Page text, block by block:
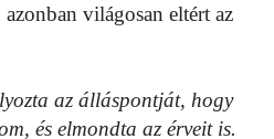
világosan eltért az
az álláspontját, hogy
és elmondta az érveit is.